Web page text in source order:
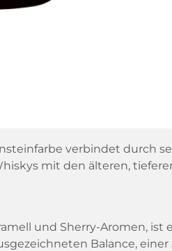
verbindet durch
mit den älteren,
und Sherry-Aromen, ist
Balance, einer